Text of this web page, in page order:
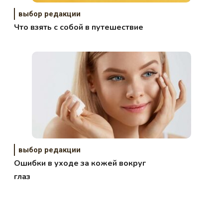
выбор редакции
Что взять с собой в путешествие
выбор редакции
Ошибки в уходе за кожей вокруг
глаз